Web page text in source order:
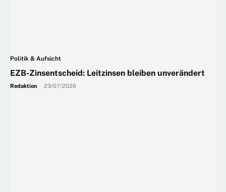
Politik & Aufsicht
EZB-Zinsentscheid: Leitzinsen bleiben unverändert
Redaktion 23/07/2026